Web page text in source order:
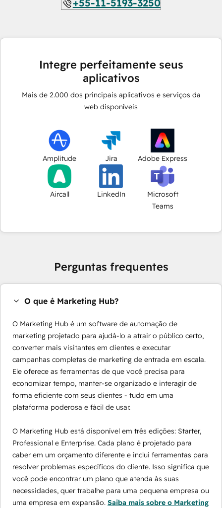
+55-11-5193-3250
Integre perfeitamente seus
aplicativos
Mais de 2.000 dos principais aplicativos e serviços da
web disponíveis
Amplitude Jira Adobe Express
Aircall LinkedIn
Microsoft
Teams
Perguntas frequentes
O que é Marketing Hub?
O Marketing Hub é um software de automação de
marketing projetado para ajudá-lo a atrair o público certo,
converter mais visitantes em clientes e executar
campanhas completas de marketing de entrada em escala.
Ele oferece as ferramentas de que você precisa para
economizar tempo, manter-se organizado e interagir de
forma eficiente com seus clientes - tudo em uma
plataforma poderosa e fácil de usar.
O Marketing Hub está disponível em três edições: Starter,
Professional e Enterprise. Cada plano é projetado para
caber em um orçamento diferente e inclui ferramentas para
resolver problemas específicos do cliente. Isso significa que
você pode encontrar um plano que atenda às suas
necessidades, quer trabalhe para uma pequena empresa ou
uma empresa em expansão. Saiba mais sobre o Marketing